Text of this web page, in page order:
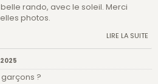
rando, avec le soleil. Merci
photos.
LIRE LA SUITE
?